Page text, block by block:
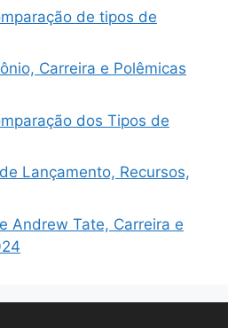
de tipos de
Carreira e Polêmicas
dos Tipos de
Lançamento, Recursos,
Andrew Tate, Carreira e